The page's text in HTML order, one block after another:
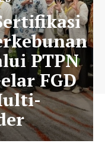
PTPN
FGD